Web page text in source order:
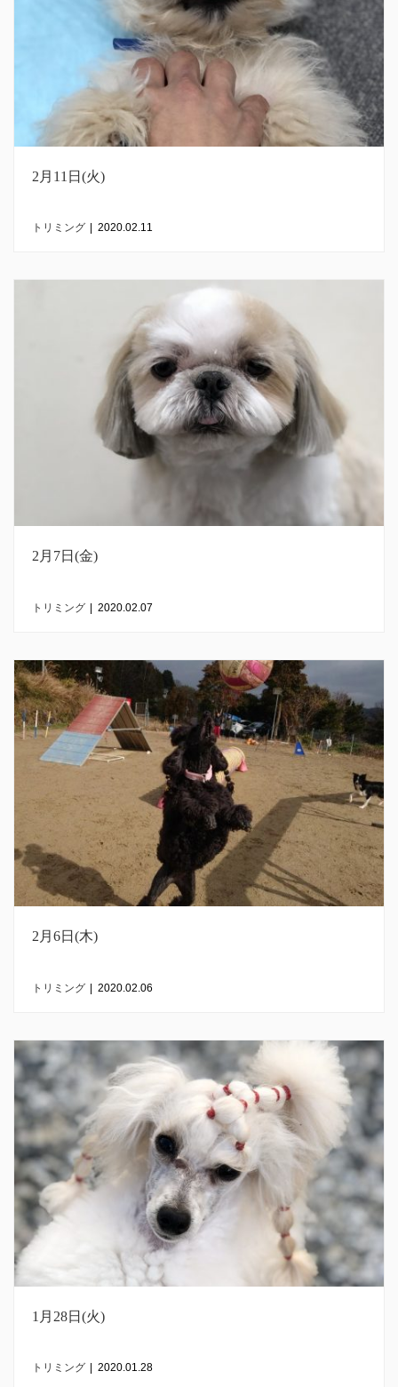
2月11日(火)
トリミング 2020.02.11
2月7日(金)
トリミング | 2020.02.07
2月6日(木)
トリミング | 2020.02.06
1月28日(火)
トリミング 2020.01.28